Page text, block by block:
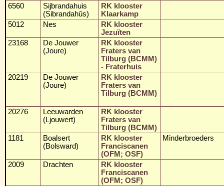
6560
Sijbrandahuis
(Sibrandahûs)
RK klooster
Klaarkamp
5012
Nes
RK klooster
Jezuïten
23168
De Jouwer
(Joure)
RK klooster
Fraters van
Tilburg (BCMM)
- Fraterhuis
20219
De Jouwer
(Joure)
RK klooster
Fraters van
Tilburg (BCMM)
20276
Leeuwarden
(Ljouwert)
RK klooster
Fraters van
Tilburg (BCMM)
1181
Boalsert
(Bolsward)
RK klooster
Franciscanen
(OFM; OSF)
Minderbroeders
2009 Drachten
RK klooster
Franciscanen
(OFM; OSF)